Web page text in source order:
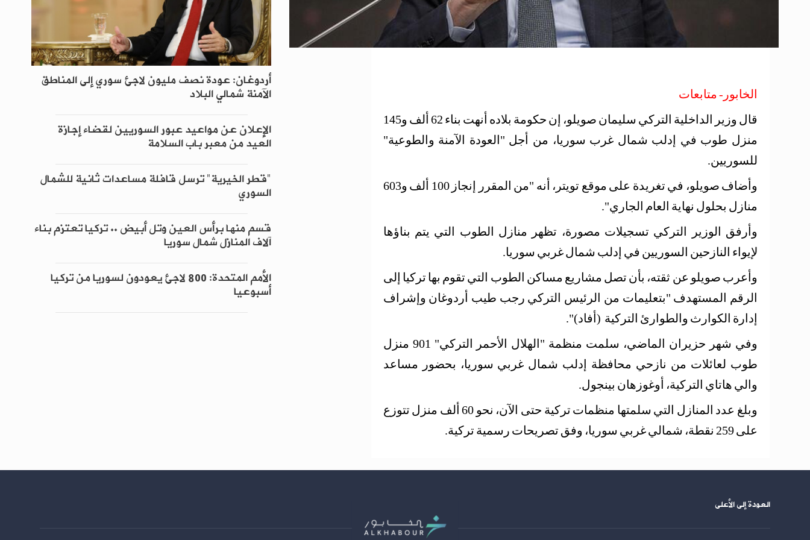
الخابور- متابعات
قال وزير الداخلية التركي سليمان صويلو، إن حكومة بلاده أنهت بناء 62 ألف و145
منزل طوب في إدلب شمال غرب سوريا، من أجل "العودة الآمنة والطوعية"
للسوريين.
وأضاف صويلو، في تغريدة على موقع تويتر، أنه "من المقرر إنجاز 100 ألف و603
منازل بحلول نهاية العام الجاري".
وأرفق الوزير التركي تسجيلات مصورة، تظهر منازل الطوب التي يتم بناؤها
لإيواء النازحين السوريين في إدلب شمال غربي سوريا.
وأعرب صويلو عن ثقته، بأن تصل مشاريع مساكن الطوب التي تقوم بها تركيا إلى
الرقم المستهدف "بتعليمات من الرئيس التركي رجب طيب أردوغان وإشراف
إدارة الكوارث والطوارئ التركية (أفاد)".
وفي شهر حزيران الماضي، سلمت منظمة "الهلال الأحمر التركي" 901 منزل
طوب لعائلات من نازحي محافظة إدلب شمال غربي سوريا، بحضور مساعد
والي هاتاي التركية، أوغوزهان بينجول.
وبلغ عدد المنازل التي سلمتها منظمات تركية حتى الآن، نحو 60 ألف منزل تتوزع
على 259 نقطة، شمالي غربي سوريا، وفق تصريحات رسمية تركية.
أردوغان: عودة نصف مليون لاجئ سوري إلى المناطق
الآمنة شمالي البلاد
الإعلان عن مواعيد عبور السوريين لقضاء إجازة
العيد من معبر باب السلامة
"قطر الخيرية" ترسل قافلة مساعدات ثانية للشمال
السوري
قسم منها برأس العين وتل أبيض .. تركيا تعتزم بناء
آلاف المنازل شمال سوريا
الأمم المتحدة: 800 لاجئ يعودون لسوريا من تركيا
أسبوعيا
العودة إلى الأعلى